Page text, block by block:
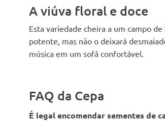
A viúva floral e doce
Esta variedade cheira a um campo
potente, mas não o deixará
música em um sofá confortável.
FAQ da Cepa
É legal encomendar sementes de